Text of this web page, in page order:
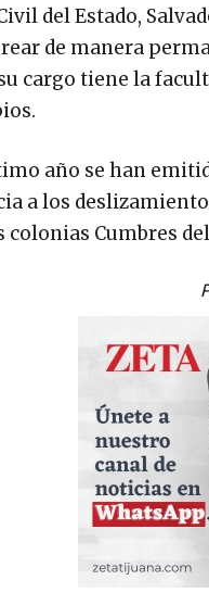
del Estado,
de manera
cargo tiene la
año se han
a los
Cumbres